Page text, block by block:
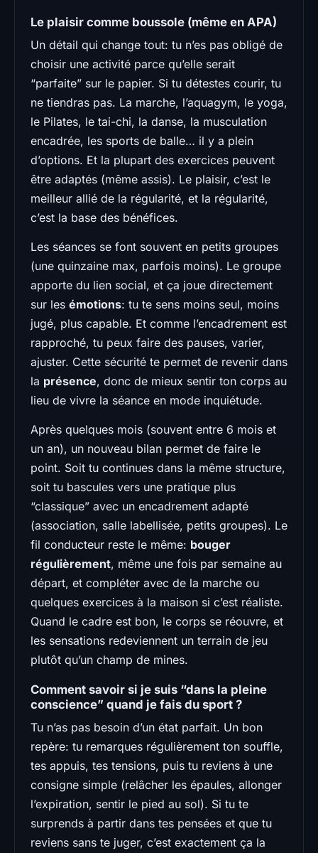
Le plaisir comme boussole (même en APA)
Un détail qui change tout: tu n’es pas obligé de
choisir une activité parce qu’elle serait
“parfaite” sur le papier. Si tu détestes courir, tu
ne tiendras pas. La marche, l’aquagym, le yoga,
le Pilates, le tai-chi, la danse, la musculation
encadrée, les sports de balle… il y a plein
d’options. Et la plupart des exercices peuvent
être adaptés (même assis). Le plaisir, c’est le
meilleur allié de la régularité, et la régularité,
c’est la base des bénéfices.
Les séances se font souvent en petits groupes
(une quinzaine max, parfois moins). Le groupe
apporte du lien social, et ça joue directement
sur les émotions: tu te sens moins seul, moins
jugé, plus capable. Et comme l’encadrement est
rapproché, tu peux faire des pauses, varier,
ajuster. Cette sécurité te permet de revenir dans
la présence, donc de mieux sentir ton corps au
lieu de vivre la séance en mode inquiétude.
Après quelques mois (souvent entre 6 mois et
un an), un nouveau bilan permet de faire le
point. Soit tu continues dans la même structure,
soit tu bascules vers une pratique plus
“classique” avec un encadrement adapté
(association, salle labellisée, petits groupes). Le
fil conducteur reste le même: bouger
régulièrement, même une fois par semaine au
départ, et compléter avec de la marche ou
quelques exercices à la maison si c’est réaliste.
Quand le cadre est bon, le corps se réouvre, et
les sensations redeviennent un terrain de jeu
plutôt qu’un champ de mines.
Comment savoir si je suis “dans la pleine
conscience” quand je fais du sport ?
Tu n’as pas besoin d’un état parfait. Un bon
repère: tu remarques régulièrement ton souffle,
tes appuis, tes tensions, puis tu reviens à une
consigne simple (relâcher les épaules, allonger
l’expiration, sentir le pied au sol). Si tu te
surprends à partir dans tes pensées et que tu
reviens sans te juger, c’est exactement ça la